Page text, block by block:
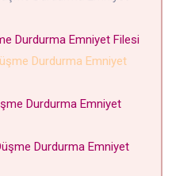
Durdurma Emniyet Filesi
Durdurma Emniyet
Durdurma Emniyet
Durdurma Emniyet